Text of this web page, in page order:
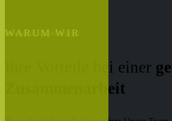
WARUM WIR
Ihre Vorteile bei einer
Zusammenarbeit